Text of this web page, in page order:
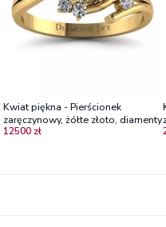
Kwiat piękna - Pierścionek
zaręczynowy, żółte złoto, diamenty
12500 zł